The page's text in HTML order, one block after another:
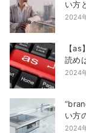
い方
2024
【
読め
2024
い方
2024